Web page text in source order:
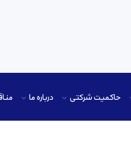
حاکمیت شرکتی درباره ما